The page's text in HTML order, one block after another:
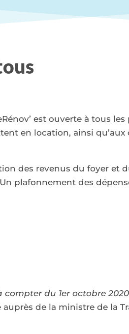
est ouverte à tous
en location, ainsi
des revenus du foyer et
plafonnement des
compter du 1er octobre
de la ministre de la